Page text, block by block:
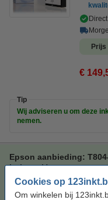
Cookies op
Om winkelen bij
Prijs
€
Tip
Wij adviseren u om deze
nemen.
Epson aanbieding:
huismerk)
4 zwart